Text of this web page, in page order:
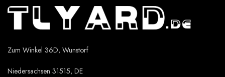
Zum Winkel 36D, Wunstorf
Niedersachsen 31515, DE